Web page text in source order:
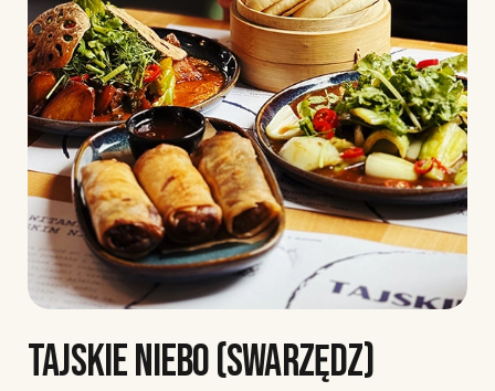
TAJSKIE NIEBO (SWARZĘDZ)